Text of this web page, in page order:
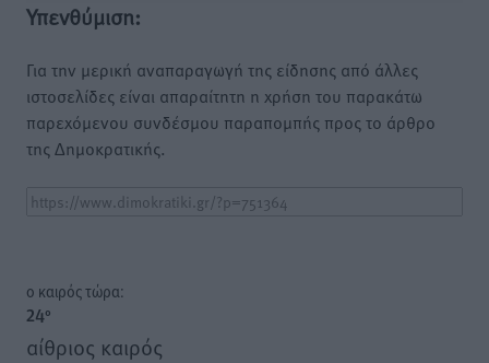
Υπενθύμιση:
Για την μερική αναπαραγωγή της είδησης από άλλες
ιστοσελίδες είναι απαραίτητη η χρήση του παρακάτω
παρεχόμενου συνδέσμου παραπομπής προς το άρθρο
της Δημοκρατικής.
o καιρός τώρα:
24°
αίθριος καιρός